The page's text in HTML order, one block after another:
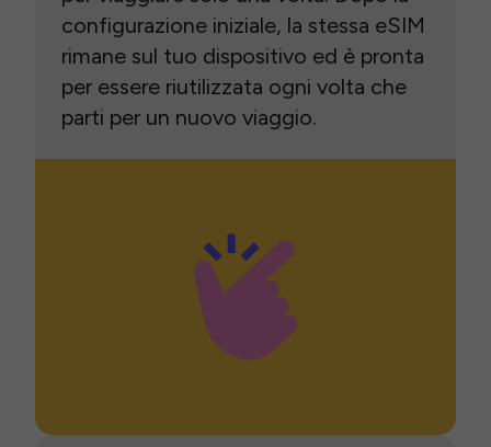
configurazione iniziale, la stessa eSIM
rimane sul tuo dispositivo ed è pronta
per essere riutilizzata ogni volta che
parti per un nuovo viaggio.